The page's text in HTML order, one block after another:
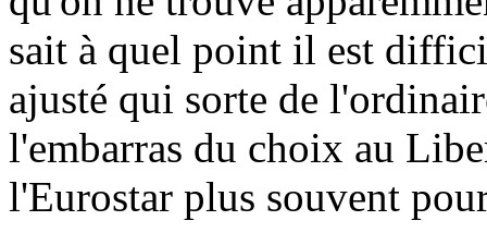
sait à quel point il est
ajusté qui sorte de
l'embarras du choix au
l'Eurostar plus souvent